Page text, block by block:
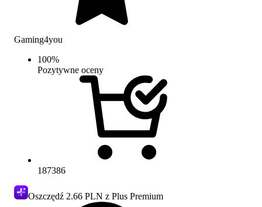
Gaming4you
100%
Pozytywne oceny
187386
Oszczędź 2.66 PLN z Plus Premium